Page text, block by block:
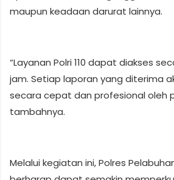
maupun keadaan darurat lainnya.
“Layanan Polri 110 dapat diakses
jam. Setiap laporan yang diterima
secara cepat dan profesional oleh
tambahnya.
Melalui kegiatan ini, Polres